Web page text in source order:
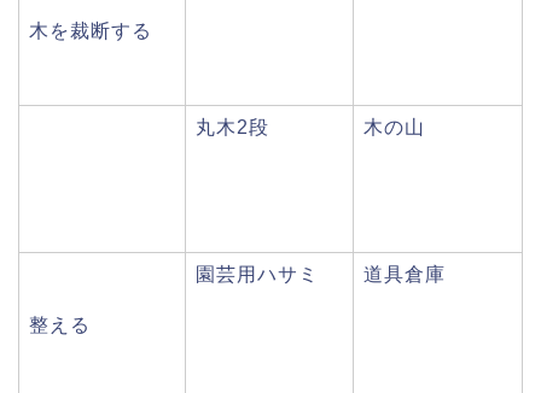
木を裁断する
丸木2段 木の山
整える
園芸用ハサミ 道具倉庫